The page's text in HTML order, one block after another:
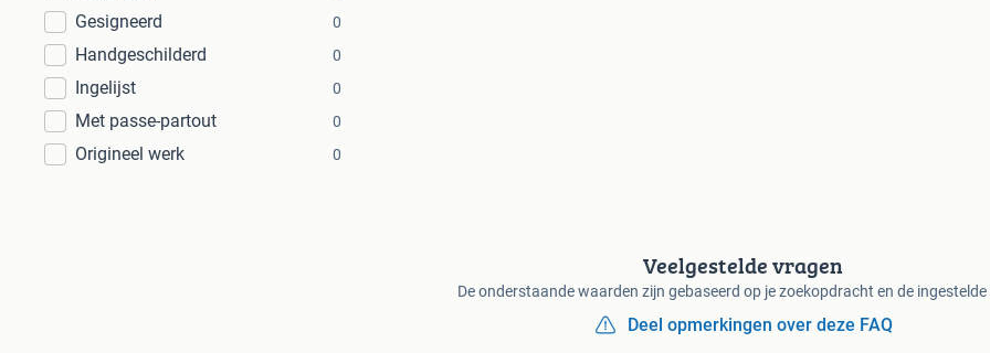
Gesigneerd 0
Handgeschilderd 0
Ingelijst 0
Met passe-partout 0
Origineel werk 0
Veelgestelde vragen
De onderstaande waarden zijn gebaseerd op je zoekopdracht en de
Deel opmerkingen over deze FAQ